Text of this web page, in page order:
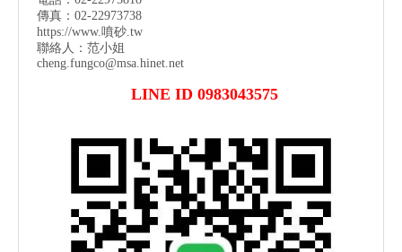
傳真：02-22973738
https://www.噴砂.tw
聯絡人：范小姐
cheng.fungco@msa.hinet.net
LINE ID 0983043575